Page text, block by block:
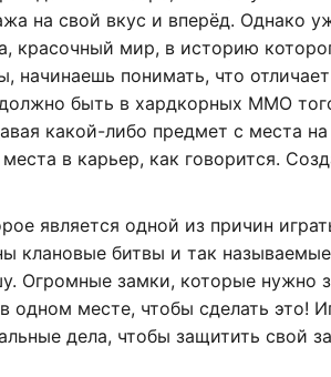
на свой вкус и вперёд. Однако
красочный мир, в историю
начинаешь понимать, что
быть в хардкорных ММО
какой-либо предмет с места
в карьер, как говорится.
является одной из причин
клановые битвы и так
Огромные замки, которые нужно
одном месте, чтобы сделать это!
дела, чтобы защитить свой